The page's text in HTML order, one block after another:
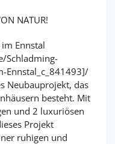
NATUR!
Ennstal
Schladming-
Ennstal_c_841493]/
Neubauprojekt, das
besteht. Mit
und 2 luxuriösen
Projekt
ruhigen und